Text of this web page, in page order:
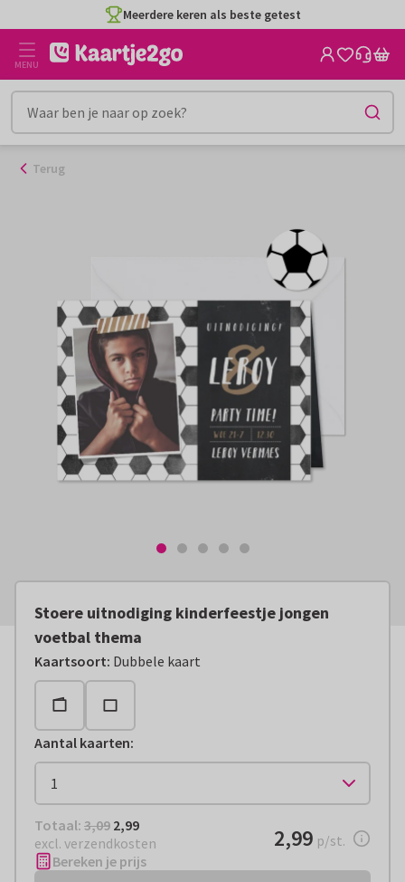
naar
inhoud
Meerdere keren als beste getest
MENU
Terug
Stoere uitnodiging kinderfeestje jongen
voetbal thema
Kaartsoort: Dubbele kaart
Aantal kaarten:
Totaal: € 2,99
Totaal: 3,09 2,99
excl. verzendkosten
€ 2,99per stuk
2,99 p/st.
Bereken je prijs